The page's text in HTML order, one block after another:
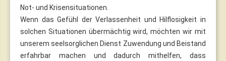
Not- und Krisensituationen.
Wenn das Gefühl der Verlassenheit und Hilflosigkeit in
solchen Situationen übermächtig wird, möchten wir mit
unserem seelsorglichen Dienst Zuwendung und Beistand
erfahrbar machen und dadurch mithelfen, dass